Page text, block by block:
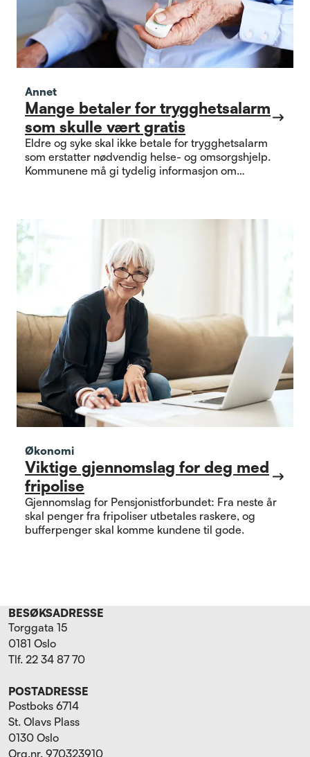
Annet
Mange betaler for trygghetsalarm
som skulle vært gratis
Eldre og syke skal ikke betale for trygghetsalarm
som erstatter nødvendig helse- og omsorgshjelp.
Kommunene må gi tydelig informasjon om
Økonomi
Viktige gjennomslag for deg med
fripolise
Gjennomslag for Pensjonistforbundet: Fra neste år
skal penger fra fripoliser utbetales raskere, og
bufferpenger skal komme kundene til gode.
BESØKSADRESSE
Torggata 15
0181 Oslo
Tlf. 22 34 87 70
POSTADRESSE
Postboks 6714
St. Olavs Plass
0130 Oslo
Org.nr. 970323910